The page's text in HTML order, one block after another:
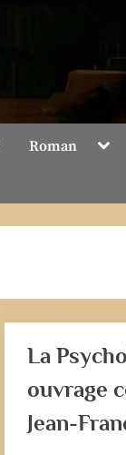
Roman
La
ouvrage
Jean-